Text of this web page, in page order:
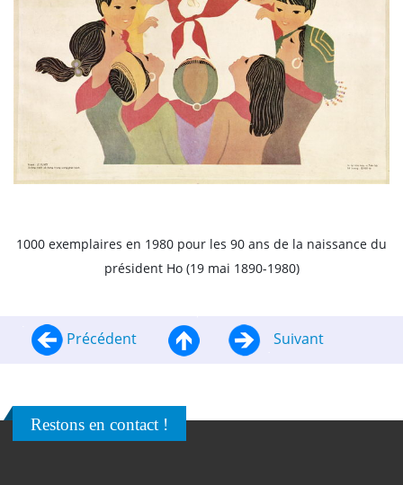
1000 exemplaires en 1980 pour les 90 ans de la naissance du
président Ho (19 mai 1890-1980)
Précédent Suivant
Restons en contact !